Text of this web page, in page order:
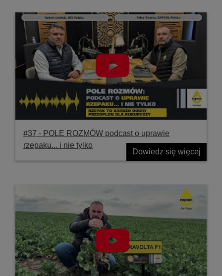
#37 ‐ POLE ROZMÓW podcast o uprawie
rzepaku... i nie tylko
Dowiedz się więcej